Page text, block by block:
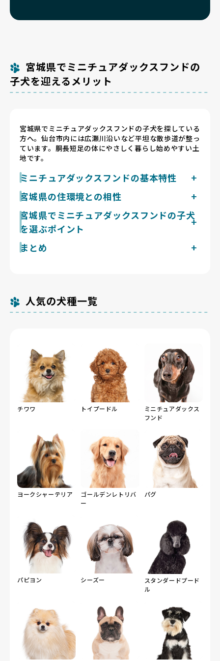
宮城県でミニチュアダックスフンドの
子犬を迎えるメリット
宮城県でミニチュアダックスフンドの子犬を探している
方へ。仙台市内には広瀬川沿いなど平坦な散歩道が整っ
ています。胴長短足の体にやさしく暮らし始めやすい土
地です。
ミニチュアダックスフンドの基本特性
ミニチュアダックスフンドは成犬で体重4〜5kg・体高
13〜15cm前後の小型犬です。胴が長く脚が短い体型で
足腰への負担が大きいため、迎えた後は1日2回20〜30
分の散歩を、階段やソファからの飛び降りを避けながら
続けると落ち着いて暮らせます。被毛はスムース・ロン
グ・ワイヤーの3タイプで抜け毛の量には差があります
が、いずれもこまめなブラッシングが前提です。猟犬気
宮城県の住環境との相性
宮城県は仙台市を中心に夏はやませの影響で涼しく、熱
帯夜もほとんど見られない一方、冬は最低気温が0℃を
下回る冬日が年間約80日あり、路面凍結への注意が欠
かせません。胴長短足のミニチュアダックスフンドは椎
間板に負担がかかりやすく、段差の上り下りや滑りやす
宮城県でミニチュアダックスフンドの子犬
を選ぶポイント
宮城県で掲載中のミニチュアダックスフンドのブリーダ
の掲載数が多くないのは、親犬の飼育環境や出産頻度ま
で確認したうえで厳選しているためです。宮城県内には
まとめ
人気の犬種一覧
チワワ トイプードル
ミニチュアダックス
フンド
ヨークシャーテリア
ゴールデンレトリバ
ー
パグ
パピヨン シーズー
スタンダードプード
ル